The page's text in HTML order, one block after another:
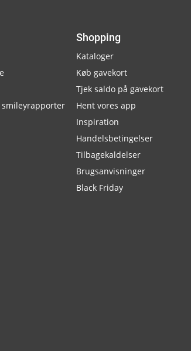
smileyrapporter
Shopping
Kataloger
Køb gavekort
Tjek saldo på gavekort
Hent vores app
Inspiration
Handelsbetingelser
Tilbagekaldelser
Brugsanvisninger
Black Friday